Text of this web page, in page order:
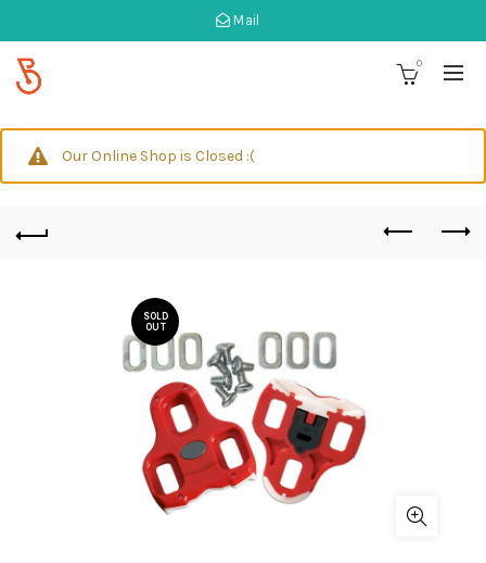
Mail
0
Our Online Shop is Closed :(
SOLD
OUT